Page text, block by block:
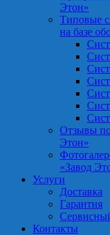
Этон»
Типовые
на базе
Отзывы
Этон»
«Завод
Услуги
Доставка
Гарантия
Контакты